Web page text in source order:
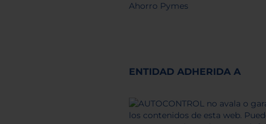
Ahorro Pymes
ENTIDAD ADHERIDA A